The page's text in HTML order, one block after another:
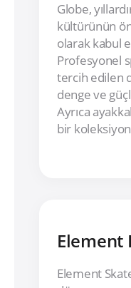
Globe,
kültürünün
olarak kabul
Profesyonel
tercih edilen
denge ve
Ayrıca
bir
Element
Element